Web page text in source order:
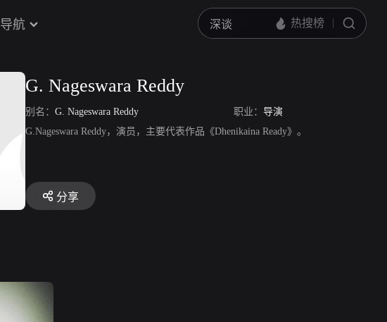
导航
G. Nageswara Reddy
别名： G. Nageswara Reddy 职业： 导演
G.Nageswara Reddy，演员，主要代表作品《Dhenikaina Ready》。
分享